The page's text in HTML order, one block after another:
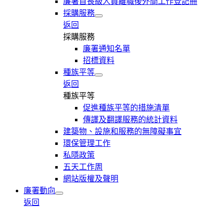
採購服務
返回
採購服務
廉署通知名單
招標資料
種族平等
返回
種族平等
促進種族平等的措施清單
傳譯及翻譯服務的統計資料
建築物、設施和服務的無障礙事宜
環保管理工作
私隱政策
五天工作周
網站版權及聲明
廉署動向
返回